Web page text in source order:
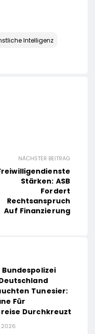
Intelligenz
NÄCHSTER BEITRAG
Stärken: ASB
Fordert
Rechtsanspruch
Auf Finanzierung
Bundespolizei
Tunesier:
Für
Durchkreuzt
2026